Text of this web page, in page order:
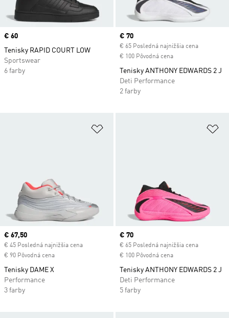
Price
€ 60
Tenisky RAPID COURT LOW
Sportswear
6 farby
Current price
€ 70
€ 65 Posledná najnižšia cena
€ 100 Pôvodná cena
Tenisky ANTHONY EDWARDS 2 J
Deti Performance
2 farby
Pridať do zoznamu želaných
Current price
€ 67,50
€ 45 Posledná najnižšia cena
€ 90 Pôvodná cena
Tenisky DAME X
Performance
3 farby
Current price
€ 70
€ 65 Posledná najnižšia cena
€ 100 Pôvodná cena
Tenisky ANTHONY EDWARDS 2 J
Deti Performance
5 farby